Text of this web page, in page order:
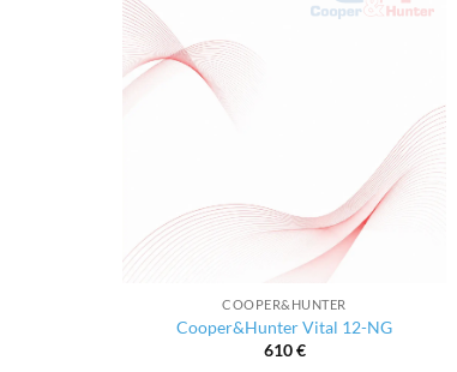
COOPER&HUNTER
Cooper&Hunter Vital 12-NG
610€